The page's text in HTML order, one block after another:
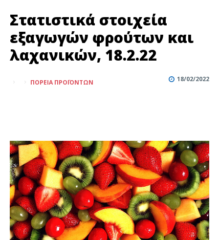
Στατιστικά στοιχεία
εξαγωγών φρούτων και
λαχανικών, 18.2.22
18/02/2022
ΠΟΡΕΊΑ ΠΡΟΪΌΝΤΩΝ